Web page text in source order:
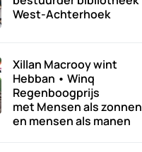
West-Achterhoek
Xillan Macrooy wint
Hebban • Winq
Regenboogprijs
met Mensen als zonnen
en mensen als manen